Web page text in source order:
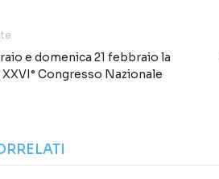
e domenica 21 febbraio la
Congresso Nazionale